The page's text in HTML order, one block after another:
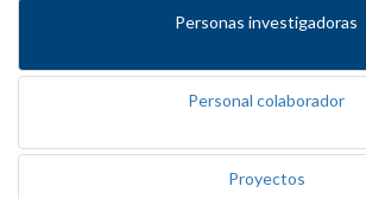
Personas investigadoras
Personal colaborador
Proyectos